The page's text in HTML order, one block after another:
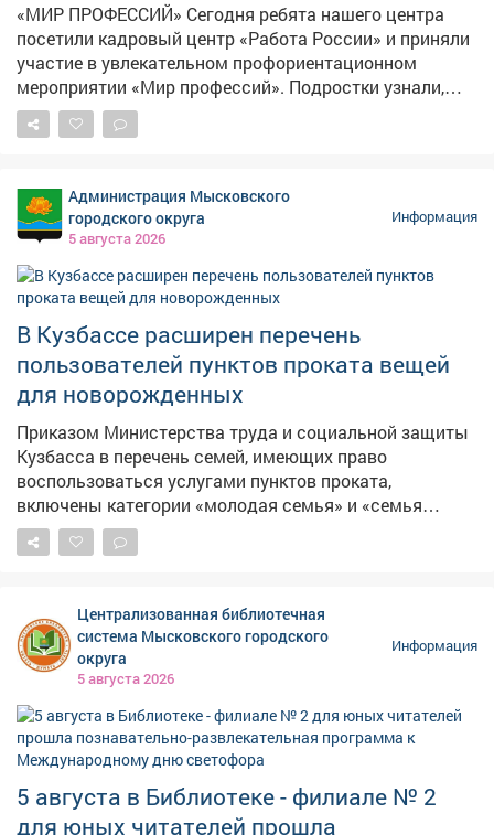
«МИР ПРОФЕССИЙ» Сегодня ребята нашего центра
посетили кадровый центр «Работа России» и приняли
участие в увлекательном профориентационном
мероприятии «Мир профессий». Подростки узнали,
какие профессии востребованы в Кузбассе и стране,
чем они отличаются друг от друга и какую пользу
ребят шахтёрские специальности: подробно
разобрали, кто такие шахтёры, какими навыками
нужно обладать, чтобы работать в этой важной
своего дела. Ребята с большим вниманием изучали
требования к разным профессиям - теперь они знают,
что важно не только желание, но и упорство, знания и
здоровье! Такие встречи помогают детям сделать
первые шаги к осознанному выбору будущей
профессии и понять, насколько широк и интересен
мир труда вокруг нас
Администрация Мысковского
городского округа
5 августа 2026
Информация
В Кузбассе расширен перечень
пользователей пунктов проката вещей
для новорожденных
Приказом Министерства труда и социальной защиты
Кузбасса в перечень семей, имеющих право
воспользоваться услугами пунктов проката,
включены категории «молодая семья» и «семья
участников специальной военной операции»,
имеющие в своем составе ребенка до 2 лет. Полный
до 2 лет; - семья с ребенком в возрасте до 2 лет, где
один или оба супруга обучаются в образовательной
организации по очной форме обучения, находящейся
многодетная семья, имеющая в своем составе
ребенка в возрасте до 2 лет; - семья с ребенком-
инвалидом, имеющая в своем составе ребенка в
возрасте до 2 лет; - малоимущая семья, имеющая в
своем составе ребенка в возрасте до 2 лет; - семья,
Централизованная библиотечная
система Мысковского городского
округа
5 августа 2026
Информация
5 августа в Библиотеке - филиале № 2
для юных читателей прошла